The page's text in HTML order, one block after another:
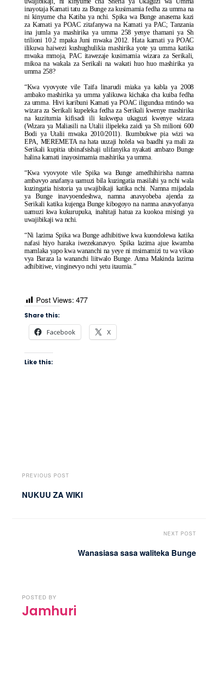
inayotaja Kamati tatu za Bunge za kusimamia fedha za umma na
ni kinyume cha Katiba ya nchi. Spika wa Bunge anasema kazi
za Kamati ya POAC zitafanywa na Kamati ya PAC; Tanzania
ina jumla ya mashirika ya umma 258 yenye thamani ya Sh
trilioni 10.2 mpaka Juni mwaka 2012. Hata kamati ya POAC
ilikuwa haiwezi kushughulikia mashirika yote ya umma katika
mwaka mmoja, PAC itawezaje kusimamia wizara za Serikali,
mikoa na wakala za Serikali na wakati huo huo mashirika ya
umma 258?
“Kwa vyovyote vile Taifa linarudi miaka ya kabla ya 2008
ambako mashirika ya umma yalikuwa kichaka cha kuiba fedha
za umma. Hivi karibuni Kamati ya POAC iligundua mtindo wa
wizara za Serikali kupeleka fedha za Serikali kwenye mashirika
na kuzitumia kifisadi ili kukwepa ukaguzi kwenye wizara
(Wizara ya Maliasili na Utalii ilipeleka zaidi ya Sh milioni 600
Bodi ya Utalii mwaka 2010/2011). Ikumbukwe pia wizi wa
EPA, MEREMETA na hata uuzaji holela wa baadhi ya mali za
Serikali kupitia ubinafsishaji ulifanyika nyakati ambazo Bunge
halina kamati inayosimamia mashirika ya umma.
“Kwa vyovyote vile Spika wa Bunge amedhihirisha namna
ambavyo anafanya uamuzi bila kuzingatia masilahi ya nchi wala
kuzingatia historia ya uwajibikaji katika nchi. Namna mijadala
ya Bunge inavyoendeshwa, namna anavyobeba ajenda za
Serikali katika kujenga Bunge kibogoyo na namna anavyofanya
uamuzi kwa kukurupuka, inahitaji hatua za kuokoa misingi ya
uwajibikaji wa nchi.
“Ni lazima Spika wa Bunge adhibitiwe kwa kuondolewa katika
nafasi hiyo haraka iwezekanavyo. Spika lazima ajue kwamba
mamlaka yapo kwa wananchi na yeye ni msimamizi tu wa vikao
vya Baraza la wananchi liitwalo Bunge. Anna Makinda lazima
adhibitiwe, vinginevyo nchi yetu itaumia.”
Post Views: 477
Share this:
Facebook X
Like this:
PREVIOUS POST
NUKUU ZA WIKI
NEXT POST
Wanasiasa sasa waliteka Bunge
POSTED BY
Jamhuri